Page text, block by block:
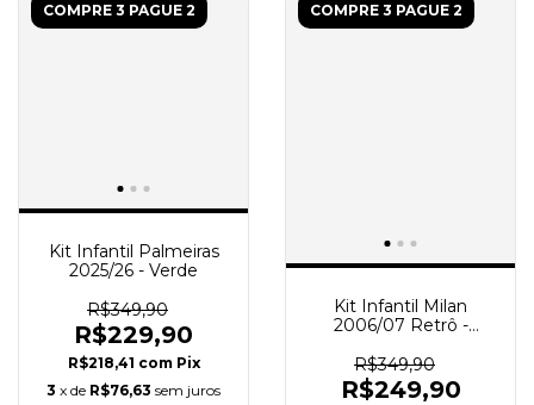
COMPRE 3 PAGUE 2
Kit Infantil Palmeiras
2025/26 - Verde
R$349,90
R$229,90
R$218,41 com Pix
3 x de R$76,63 sem juros
COMPRE 3 PAGUE 2
Kit Infantil Milan
2006/07 Retrô -
R$349,90
R$249,90